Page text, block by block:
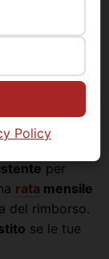
tramite
o della
per
rata mensile
del rimborso.
se le tue
Policy